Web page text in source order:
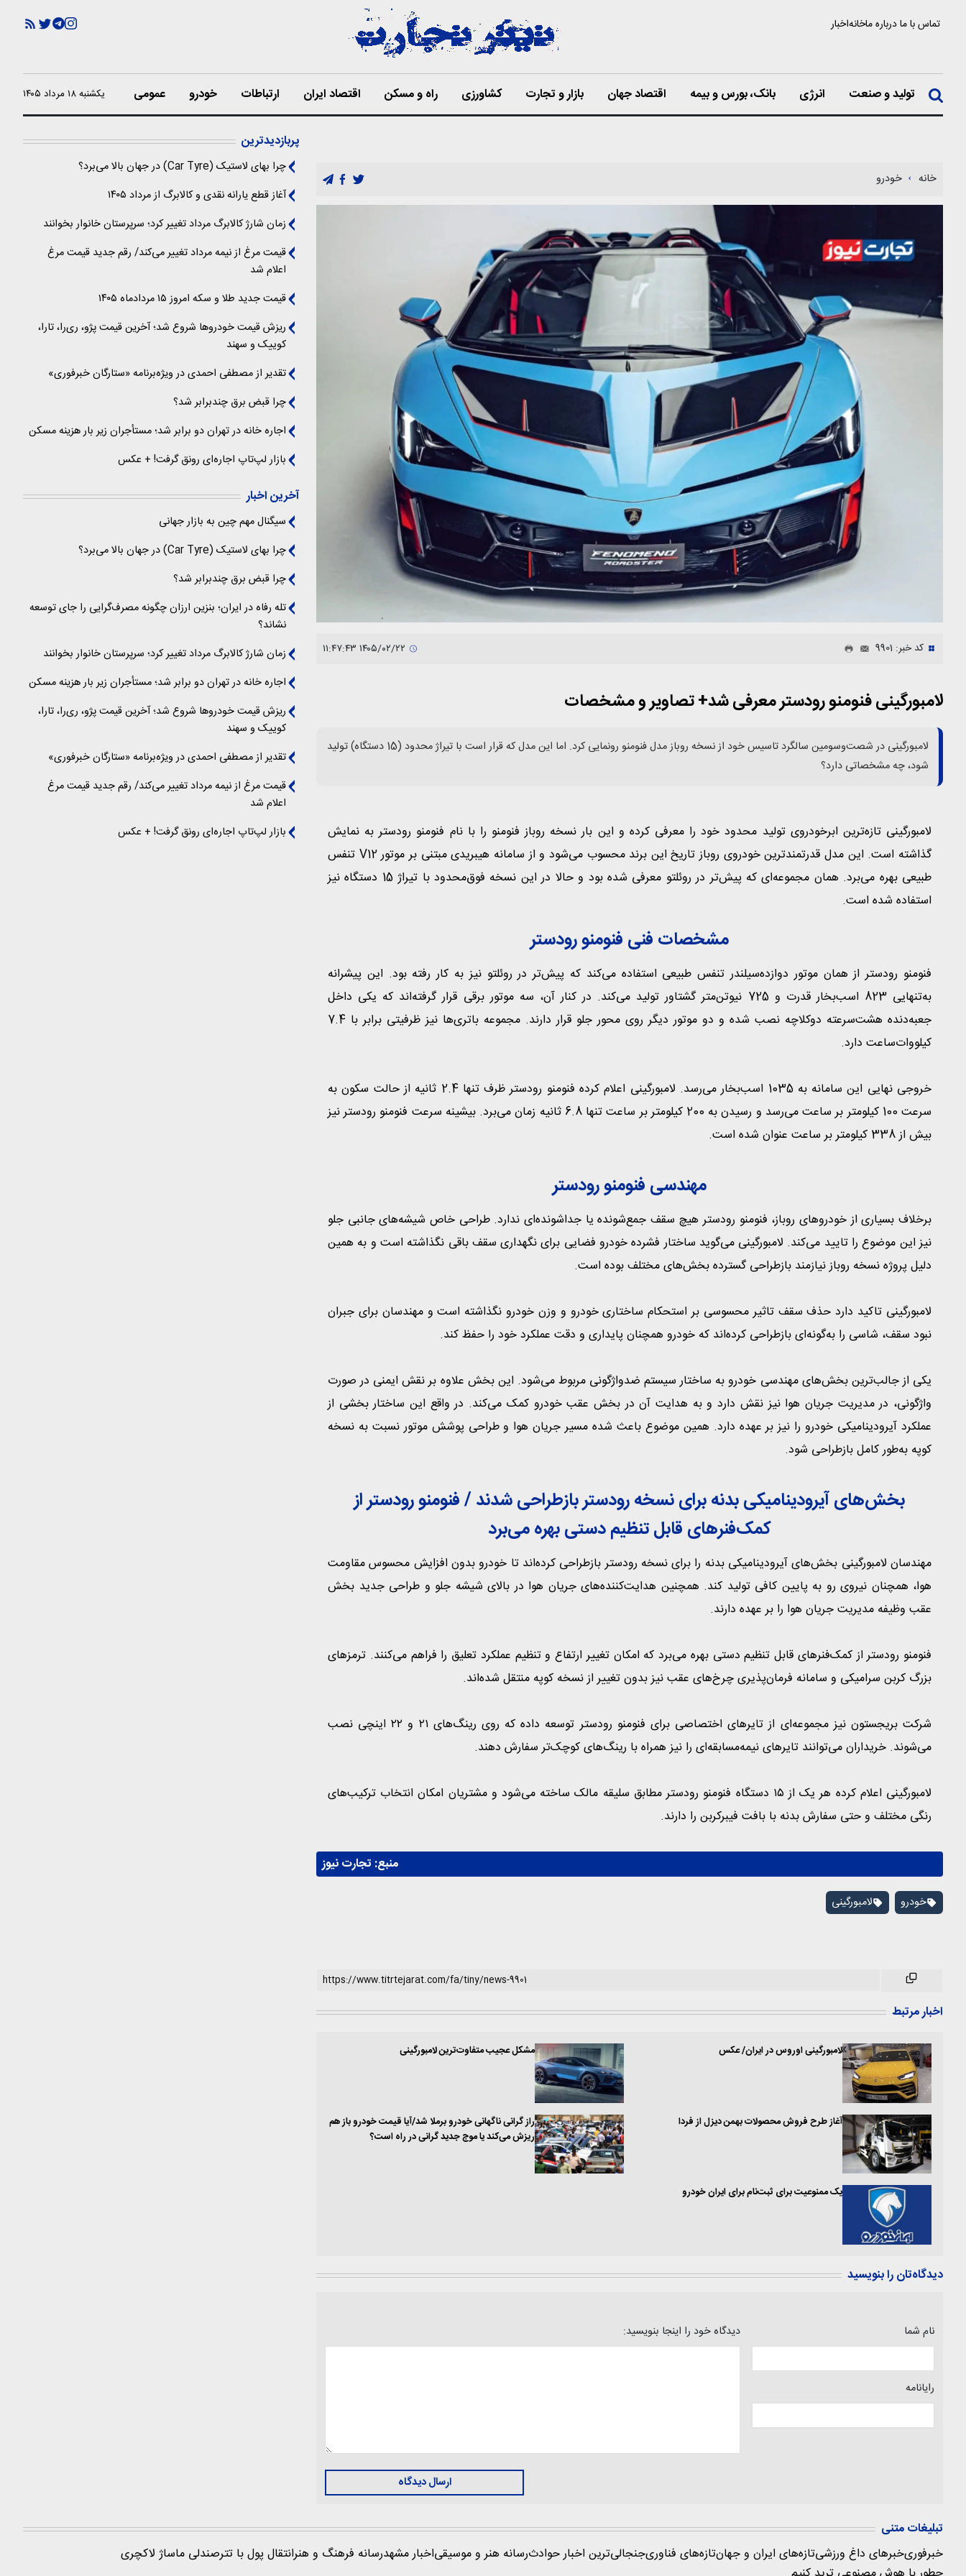
تماس با مادرباره ماخانهاخبار
تولید و صنعت انرژی بانک، بورس و بیمه اقتصاد جهان بازار و تجارت کشاورزی راه و مسکن اقتصاد ایران ارتباطات خودرو عمومی یکشنبه ۱۸ مرداد ۱۴۰۵
خانه خودرو
کد خبر: 9901
لامبورگینی فنومنو رودستر معرفی شد+ تصاویر و مشخصات
لامبورگینی در شصت‌وسومین سالگرد تاسیس خود از نسخه روباز مدل فنومنو رونمایی کرد. اما این مدل که قرار است با تیراژ محدود (15 دستگاه) تولید
شود، چه مشخصاتی دارد؟
لامبورگینی تازه‌ترین ابرخودروی تولید محدود خود را معرفی کرده و این بار نسخه روباز فنومنو را با نام فنومنو رودستر به نمایش
گذاشته است. این مدل قدرتمندترین خودروی روباز تاریخ این برند محسوب می‌شود و از سامانه هیبریدی مبتنی بر موتور V12 تنفس
طبیعی بهره می‌برد. همان مجموعه‌ای که پیش‌تر در روئلتو معرفی شده بود و حالا در این نسخه فوق‌محدود با تیراژ 15 دستگاه نیز
استفاده شده است.
مشخصات فنی فنومنو رودستر
فنومنو رودستر از همان موتور دوازده‌سیلندر تنفس طبیعی استفاده می‌کند که پیش‌تر در روئلتو نیز به کار رفته بود. این پیشرانه
به‌تنهایی 823 اسب‌بخار قدرت و 725 نیوتن‌متر گشتاور تولید می‌کند. در کنار آن، سه موتور برقی قرار گرفته‌اند که یکی داخل
جعبه‌دنده هشت‌سرعته دوکلاچه نصب شده و دو موتور دیگر روی محور جلو قرار دارند. مجموعه باتری‌ها نیز ظرفیتی برابر با 7.4
کیلووات‌ساعت دارد.
خروجی نهایی این سامانه به 1035 اسب‌بخار می‌رسد. لامبورگینی اعلام کرده فنومنو رودستر ظرف تنها 2.4 ثانیه از حالت سکون به
سرعت 100 کیلومتر بر ساعت می‌رسد و رسیدن به 200 کیلومتر بر ساعت تنها 6.8 ثانیه زمان می‌برد. بیشینه سرعت فنومنو رودستر نیز
بیش از 338 کیلومتر بر ساعت عنوان شده است.
مهندسی فنومنو رودستر
برخلاف بسیاری از خودروهای روباز، فنومنو رودستر هیچ سقف جمع‌شونده یا جداشونده‌ای ندارد. طراحی خاص شیشه‌های جانبی جلو
نیز این موضوع را تایید می‌کند. لامبورگینی می‌گوید ساختار فشرده خودرو فضایی برای نگهداری سقف باقی نگذاشته است و به همین
دلیل پروژه نسخه روباز نیازمند بازطراحی گسترده بخش‌های مختلف بوده است.
لامبورگینی تاکید دارد حذف سقف تاثیر محسوسی بر استحکام ساختاری خودرو و وزن خودرو نگذاشته است و مهندسان برای جبران
نبود سقف، شاسی را به‌گونه‌ای بازطراحی کرده‌اند که خودرو همچنان پایداری و دقت عملکرد خود را حفظ کند.
یکی از جالب‌ترین بخش‌های مهندسی خودرو به ساختار سیستم ضدواژگونی مربوط می‌شود. این بخش علاوه بر نقش ایمنی در صورت
واژگونی، در مدیریت جریان هوا نیز نقش دارد و به هدایت آن در بخش عقب خودرو کمک می‌کند. در واقع این ساختار بخشی از
عملکرد آیرودینامیکی خودرو را نیز بر عهده دارد. همین موضوع باعث شده مسیر جریان هوا و طراحی پوشش موتور نسبت به نسخه
کوپه به‌طور کامل بازطراحی شود.
بخش‌های آیرودینامیکی بدنه برای نسخه رودستر بازطراحی شدند / فنومنو رودستر از
کمک‌فنرهای قابل تنظیم دستی بهره می‌برد
مهندسان لامبورگینی بخش‌های آیرودینامیکی بدنه را برای نسخه رودستر بازطراحی کرده‌اند تا خودرو بدون افزایش محسوس مقاومت
هوا، همچنان نیروی رو به پایین کافی تولید کند. همچنین هدایت‌کننده‌های جریان هوا در بالای شیشه جلو و طراحی جدید بخش
عقب وظیفه مدیریت جریان هوا را بر عهده دارند.
فنومنو رودستر از کمک‌فنرهای قابل تنظیم دستی بهره می‌برد که امکان تغییر ارتفاع و تنظیم عملکرد تعلیق را فراهم می‌کنند. ترمزهای
بزرگ کربن سرامیکی و سامانه فرمان‌پذیری چرخ‌های عقب نیز بدون تغییر از نسخه کوپه منتقل شده‌اند.
شرکت بریجستون نیز مجموعه‌ای از تایرهای اختصاصی برای فنومنو رودستر توسعه داده که روی رینگ‌های ۲۱ و ۲۲ اینچی نصب
می‌شوند. خریداران می‌توانند تایرهای نیمه‌مسابقه‌ای را نیز همراه با رینگ‌های کوچک‌تر سفارش دهند.
لامبورگینی اعلام کرده هر یک از ۱۵ دستگاه فنومنو رودستر مطابق سلیقه مالک ساخته می‌شود و مشتریان امکان انتخاب ترکیب‌های
رنگی مختلف و حتی سفارش بدنه با بافت فیبرکربن را دارند.
منبع: تجارت نیوز
خودرو لامبورگینی
اخبار مرتبط
لامبورگینی اوروس در ایران/ عکس مشکل عجیب متفاوت‌ترین لامبورگینی
آغاز طرح فروش محصولات بهمن دیزل از فردا
راز گرانی ناگهانی خودرو برملا شد/آیا قیمت‌ خودرو باز هم
ریزش می‌کند یا موج جدید گرانی در راه است؟
یک ممنوعیت برای ثبت‌نام برای ایران خودرو
دیدگاه‌تان را بنویسید
نام شما
رایانامه
دیدگاه خود را اینجا بنویسید:
ارسال دیدگاه
پربازدیدترین
چرا بهای لاستیک (Car Tyre) در جهان بالا می‌برد؟
آغاز قطع یارانه نقدی و کالابرگ از مرداد ۱۴۰۵
زمان شارژ کالابرگ مرداد تغییر کرد؛ سرپرستان خانوار بخوانند
قیمت مرغ از نیمه مرداد تغییر می‌کند/ رقم جدید قیمت مرغ
اعلام شد
قیمت جدید طلا و سکه امروز ۱۵ مردادماه ۱۴۰۵
ریزش قیمت خودروها شروع شد؛ آخرین قیمت پژو، ری‌را، تارا،
کوییک و سهند
تقدیر از مصطفی احمدی در ویژه‌برنامه «ستارگان خبرفوری»
چرا قبض برق چندبرابر شد؟
اجاره خانه در تهران دو برابر شد؛ مستأجران زیر بار هزینه مسکن
بازار لپ‌تاپ اجاره‌ای رونق گرفت! + عکس
آخرین اخبار
سیگنال‌ مهم چین به بازار جهانی
چرا بهای لاستیک (Car Tyre) در جهان بالا می‌برد؟
چرا قبض برق چندبرابر شد؟
تله رفاه در ایران؛ بنزین ارزان چگونه مصرف‌گرایی را جای توسعه
نشاند؟
زمان شارژ کالابرگ مرداد تغییر کرد؛ سرپرستان خانوار بخوانند
اجاره خانه در تهران دو برابر شد؛ مستأجران زیر بار هزینه مسکن
ریزش قیمت خودروها شروع شد؛ آخرین قیمت پژو، ری‌را، تارا،
کوییک و سهند
تقدیر از مصطفی احمدی در ویژه‌برنامه «ستارگان خبرفوری»
قیمت مرغ از نیمه مرداد تغییر می‌کند/ رقم جدید قیمت مرغ
اعلام شد
بازار لپ‌تاپ اجاره‌ای رونق گرفت! + عکس
تبلیغات متنی
خبرفوریخبرهای داغ ورزشیتازه‌های ایران و جهانتازه‌های فناوریجنجالی‌ترین اخبار حوادثرسانه هنر و موسیقیاخبار مشهدرسانه فرهنگ و هنرانتقال پول با تترصندلی ماساژ لاکچری